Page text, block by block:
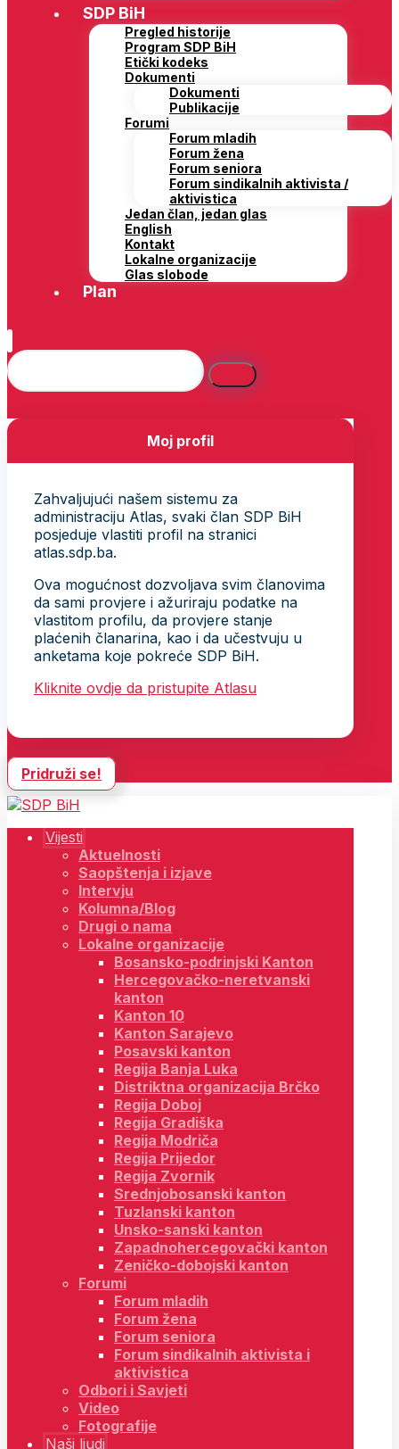
SDP BiH
Pregled historije
Program SDP BiH
Etički kodeks
Dokumenti
Dokumenti
Publikacije
Forumi
Forum mladih
Forum žena
Forum seniora
Forum sindikalnih aktivista /
aktivistica
Jedan član, jedan glas
English
Kontakt
Lokalne organizacije
Glas slobode
Plan
Moj profil
Zahvaljujući našem sistemu za
administraciju Atlas, svaki član SDP BiH
posjeduje vlastiti profil na stranici
atlas.sdp.ba.
Ova mogućnost dozvoljava svim članovima
da sami provjere i ažuriraju podatke na
vlastitom profilu, da provjere stanje
plaćenih članarina, kao i da učestvuju u
anketama koje pokreće SDP BiH.
Kliknite ovdje da pristupite Atlasu
Pridruži se!
Vijesti
Aktuelnosti
Saopštenja i izjave
Intervju
Kolumna/Blog
Drugi o nama
Lokalne organizacije
Bosansko-podrinjski Kanton
Hercegovačko-neretvanski
kanton
Kanton 10
Kanton Sarajevo
Posavski kanton
Regija Banja Luka
Distriktna organizacija Brčko
Regija Doboj
Regija Gradiška
Regija Modriča
Regija Prijedor
Regija Zvornik
Srednjobosanski kanton
Tuzlanski kanton
Unsko-sanski kanton
Zapadnohercegovački kanton
Zeničko-dobojski kanton
Forumi
Forum mladih
Forum žena
Forum seniora
Forum sindikalnih aktivista i
aktivistica
Odbori i Savjeti
Video
Fotografije
Naši ljudi